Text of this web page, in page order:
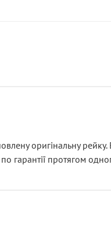
оригінальну
гарантії протягом